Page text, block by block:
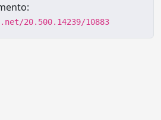
20.500.14239/10883